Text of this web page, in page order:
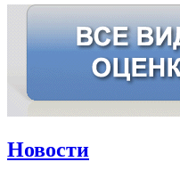
Новости